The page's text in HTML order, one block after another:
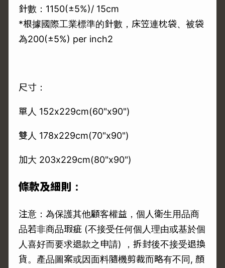
針數：1150(±5%)/ 15cm
*根據國際工業標準的針數，床笠連枕袋、被袋
為200(±5%) per inch2
尺寸：
單人 152x229cm(60"x90")
雙人 178x229cm(70"x90")
加大 203x229cm(80"x90")
條款及細則：
注意：為保護其他顧客權益，個人衛生用品商
品若非商品瑕疵 (不接受任何個人理由或基於個
人喜好而要求退款之申請) ，拆封後不接受退換
貨。產品圖案或因面料隨機剪裁而略有不同, 顏